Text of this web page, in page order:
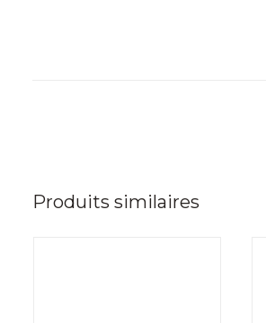
Produits similaires